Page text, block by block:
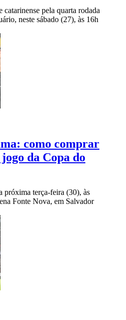
pela quarta rodada
neste sábado (27), às 16h
como comprar
da Copa do
próxima terça-feira (30), às
Fonte Nova, em Salvador